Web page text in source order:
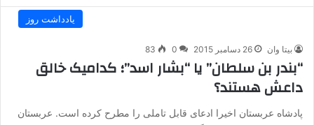
یادداشت روز
بیتا وان 26 دسامبر 2015 0
83
“بندر بن سلطان” یا “بشار اسد”؛ کدامیک خالق
داعش هستند؟
پادشاه عربستان اخیرا ادعای قابل تاملی را مطرح کرده است. عربستان